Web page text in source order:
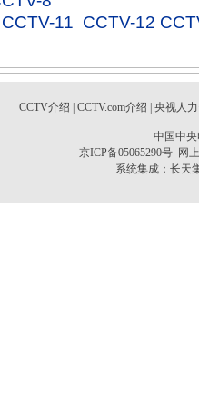
CCTV-11 CCTV-12
CCTV介绍 CCTV.com介绍 央视人
中国中
京ICP备05065290号 网
系统集成： 长天